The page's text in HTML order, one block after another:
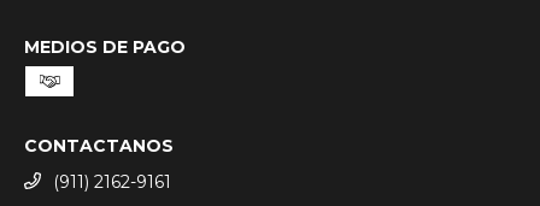
MEDIOS DE PAGO
CONTACTANOS
(911) 2162-9161